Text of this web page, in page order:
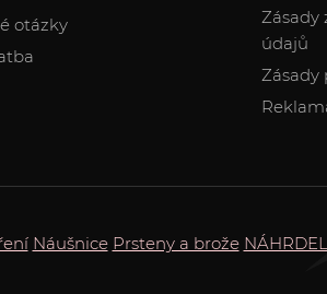
otázky
Zásady
údajů
Zásady
Náušnice Prsteny a brože